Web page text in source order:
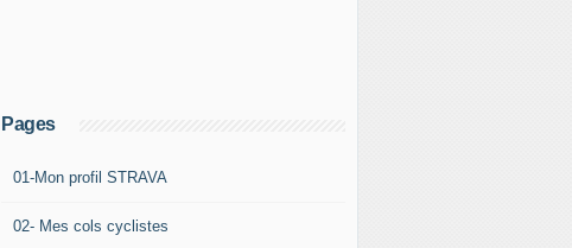
Pages
01-Mon profil STRAVA
02- Mes cols cyclistes